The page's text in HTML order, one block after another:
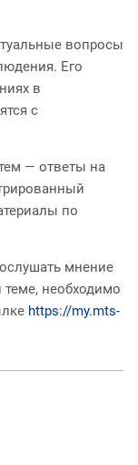
вопросы
Его
в
с
— ответы на
по
мнение
необходимо
https://my.mts-